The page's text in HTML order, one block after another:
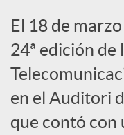
o
c
i
El 18 de
24ª edición de
en el Auditori
que contó con